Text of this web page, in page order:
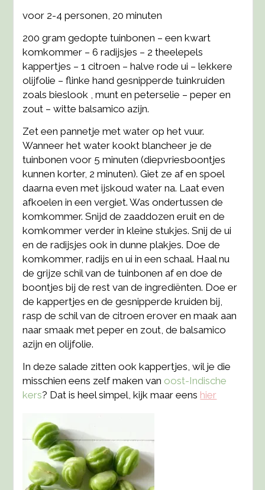
voor 2-4 personen, 20 minuten
200 gram gedopte tuinbonen – een kwart
komkommer – 6 radijsjes – 2 theelepels
kappertjes – 1 citroen – halve rode ui – lekkere
olijfolie – flinke hand gesnipperde tuinkruiden
zoals bieslook , munt en peterselie – peper en
zout – witte balsamico azijn.
Zet een pannetje met water op het vuur.
Wanneer het water kookt blancheer je de
tuinbonen voor 5 minuten (diepvriesboontjes
kunnen korter, 2 minuten). Giet ze af en spoel
daarna even met ijskoud water na. Laat even
afkoelen in een vergiet. Was ondertussen de
komkommer. Snijd de zaaddozen eruit en de
komkommer verder in kleine stukjes. Snij de ui
en de radijsjes ook in dunne plakjes. Doe de
komkommer, radijs en ui in een schaal. Haal nu
de grijze schil van de tuinbonen af en doe de
boontjes bij de rest van de ingrediënten. Doe er
de kappertjes en de gesnipperde kruiden bij,
rasp de schil van de citroen erover en maak aan
naar smaak met peper en zout, de balsamico
azijn en olijfolie.
In deze salade zitten ook kappertjes, wil je die
misschien eens zelf maken van oost-Indische
kers? Dat is heel simpel, kijk maar eens hier